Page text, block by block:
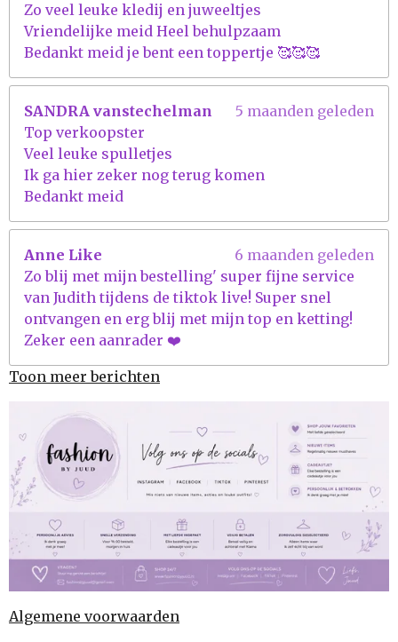
Zo veel leuke kledij en juweeltjes
Vriendelijke meid Heel behulpzaam
Bedankt meid je bent een toppertje 🥰🥰🥰
SANDRA vanstechelman
5 maanden geleden
Top verkoopster
Veel leuke spulletjes
Ik ga hier zeker nog terug komen
Bedankt meid
Anne Like
6 maanden geleden
Zo blij met mijn bestelling' super fijne service
van Judith tijdens de tiktok live! Super snel
ontvangen en erg blij met mijn top en ketting!
Zeker een aanrader ❤️
Toon meer berichten
Algemene voorwaarden